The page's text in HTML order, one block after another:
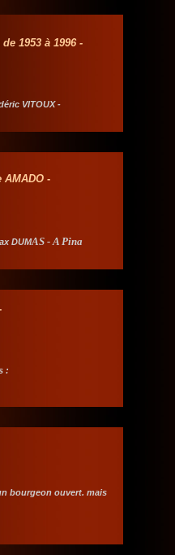
de 1953 à 1996 -
VITOUX -
AMADO -
DUMAS - A Pina
:
bourgeon ouvert. mais